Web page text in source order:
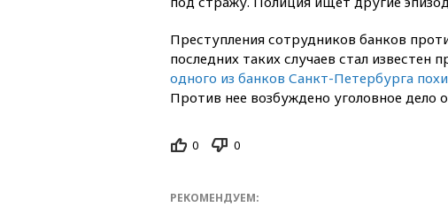
Преступления сотрудников банков
последних таких случаев стал известен
одного из банков Санкт-Петербурга
Против нее возбуждено уголовное дело
0 0
РЕКОМЕНДУЕМ: